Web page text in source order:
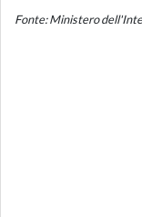
Fonte: Ministero